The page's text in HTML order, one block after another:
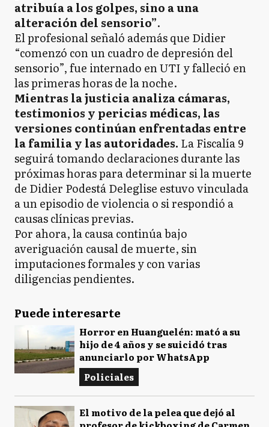
atribuía a los golpes, sino a una
alteración del sensorio”.
El profesional señaló además que Didier
“comenzó con un cuadro de depresión del
sensorio”, fue internado en UTI y falleció en
las primeras horas de la noche.
Mientras la justicia analiza cámaras,
testimonios y pericias médicas, las
versiones continúan enfrentadas entre
la familia y las autoridades. La Fiscalía 9
seguirá tomando declaraciones durante las
próximas horas para determinar si la muerte
de Didier Podestá Deleglise estuvo vinculada
a un episodio de violencia o si respondió a
causas clínicas previas.
Por ahora, la causa continúa bajo
averiguación causal de muerte, sin
imputaciones formales y con varias
diligencias pendientes.
Puede interesarte
Horror en Huanguelén: mató a su
hijo de 4 años y se suicidó tras
anunciarlo por WhatsApp
Policiales
El motivo de la pelea que dejó al